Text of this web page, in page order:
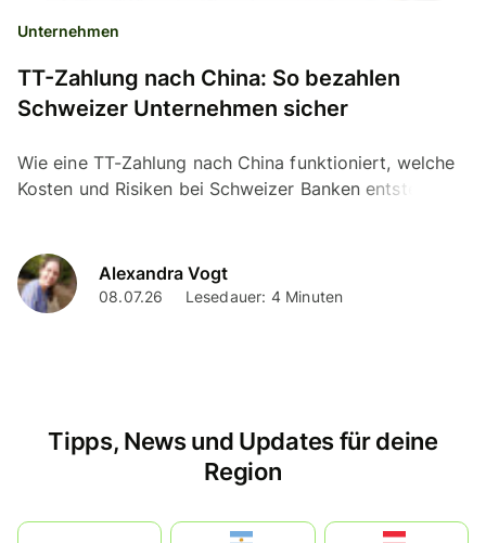
Unternehmen
TT-Zahlung nach China: So bezahlen
Schweizer Unternehmen sicher
Wie eine TT-Zahlung nach China funktioniert, welche
Kosten und Risiken bei Schweizer Banken entstehen
Alexandra Vogt
08.07.26 Lesedauer: 4 Minuten
Tipps, News und Updates für deine
Region